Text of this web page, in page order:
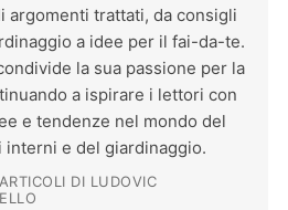
argomenti trattati, da consigli
a idee per il fai-da-te.
la sua passione per la
a ispirare i lettori con
e tendenze nel mondo del
interni e del giardinaggio.
DI LUDOVIC